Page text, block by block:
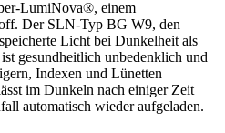
LumiNova®, einem
Der SLN-Typ BG W9, den
Licht bei Dunkelheit als
gesundheitlich unbedenklich und
Indexen und Lünetten
im Dunkeln nach einiger Zeit
automatisch wieder aufgeladen.